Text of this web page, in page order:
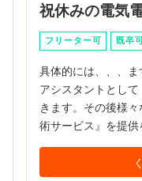
祝休みの電気
フリーター可 既卒
具体的には、、、
アシスタントとし
きます。その後様
術サービス』を提供